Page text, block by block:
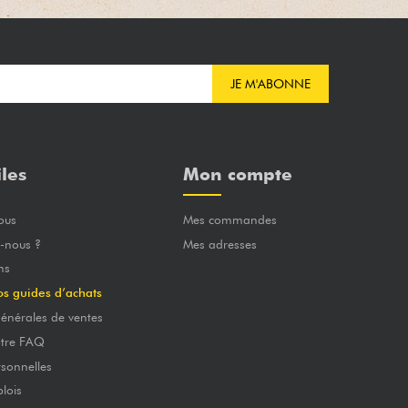
JE M'ABONNE
nous ?
guides d’achats
de ventes
FAQ
Mon compte
Mes commandes
Mes adresses